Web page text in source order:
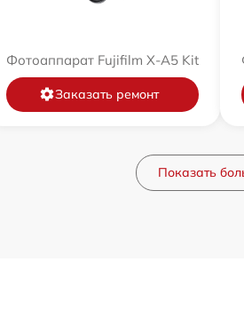
Фотоаппарат Fujifilm X-A5 Kit
Заказать ремонт
Показать